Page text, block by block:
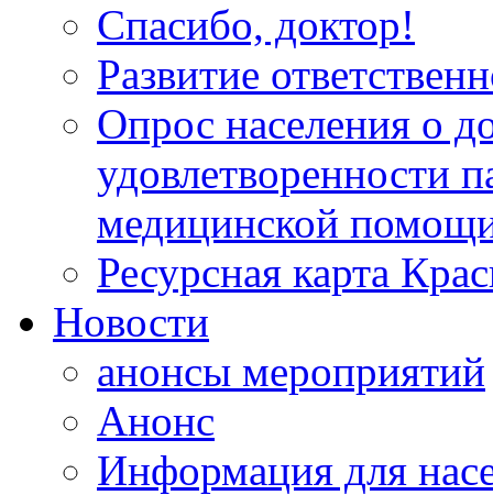
Спасибо, доктор!
Развитие
Опрос населения о
удовлетворенности
медицинской
Ресурсная карта
Новости
анонсы мероприятий
Анонс
Информация для